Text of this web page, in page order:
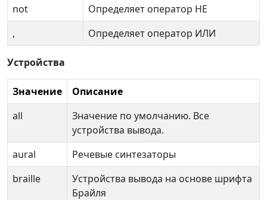
not
Определяет оператор НЕ
,
Определяет оператор ИЛИ
Устройства
Значение
Описание
all
Значение по умолчанию. Все
устройства вывода.
aural
Речевые синтезаторы
braille
Устройства вывода на основе шрифта
Брайля